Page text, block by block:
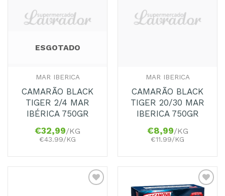
Favoritos
ESGOTADO
MAR IBERICA
CAMARÃO BLACK
TIGER 2/4 MAR
IBÉRICA 750GR
€32,99/KG
€43.99/KG
Favoritos
MAR IBERICA
CAMARÃO BLACK
TIGER 20/30 MAR
IBERICA 750GR
€8,99/KG
€11.99/KG